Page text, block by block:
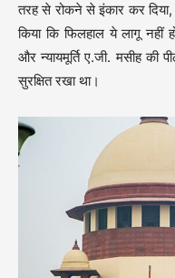
तरह से रोकने से इंकार कर दिया,
किया कि फिलहाल ये लागू नहीं
और न्यायमूर्ति ए.जी. मसीह
सुरक्षित रखा था।